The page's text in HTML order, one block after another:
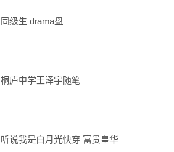
同级生 drama盘
桐庐中学王泽宇随笔
听说我是白月光快穿 富贵皇华